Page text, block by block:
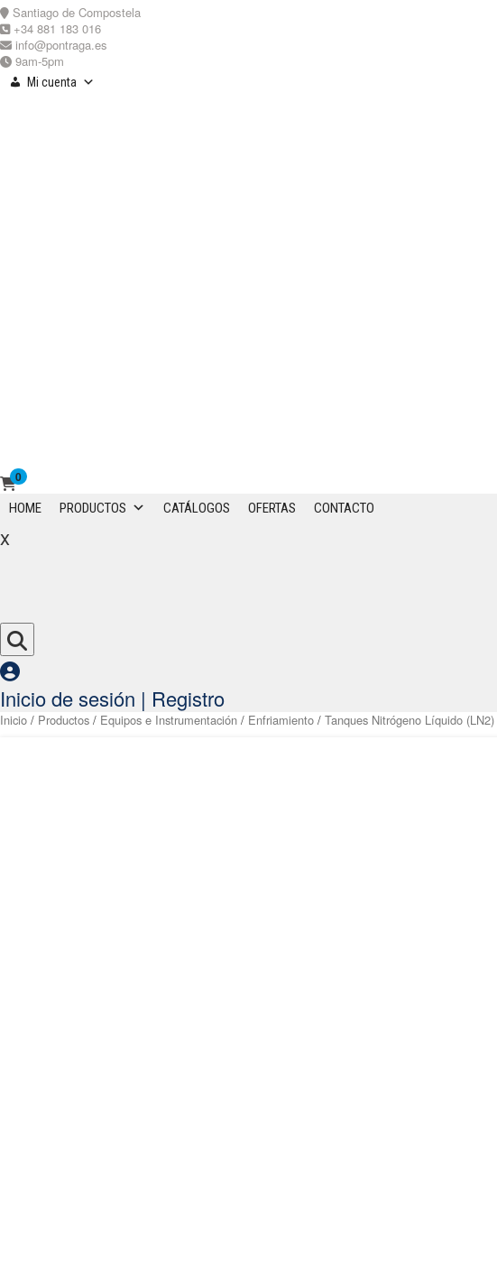
Skip
to
content
Santiago de Compostela
+34 881 183 016
info@pontraga.es
9am-5pm
Mi cuenta
0
Primary
HOME PRODUCTOS CATÁLOGOS OFERTAS CONTACTO
x
Inicio de sesión | Registro
Inicio / Productos / Equipos e Instrumentación / Enfriamiento / Tanques Nitrógeno Líquido (LN2)